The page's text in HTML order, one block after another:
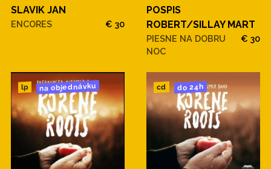
SLAVIK JAN
ENCORES € 30
POSPIS
ROBERT/SILLAY MART
PIESNE NA DOBRU
NOC
€ 30
lp na objednávku cd do 24h